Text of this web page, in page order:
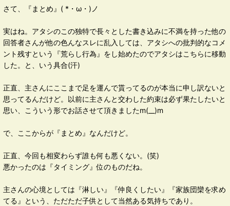
さて、『まとめ』( *・ω・)ノ
実はね。アタシのこの独特で長々とした書き込みに不満を持った他の
回答者さんが他の色んなスレに乱入しては、アタシへの批判的なコメ
ント残すという『荒らし行為』をし始めたのでアタシはこちらに移動
した。と、いう具合(汗)
正直、主さんにここまで足を運んで貰ってるのが本当に申し訳ないと
思ってるんだけど。以前に主さんと交わした約束は必ず果たしたいと
思い、こういう形でお話させて頂きましたm(__)m
で、ここからが『まとめ』なんだけど。
正直、今回も相変わらず誰も何も悪くない。(笑)
悪かったのは『タイミング』位のものだね。
主さんの心境としては『淋しい』『仲良くしたい』『家族団欒を求め
てる』という、ただただ子供として当然ある気持ちであり。